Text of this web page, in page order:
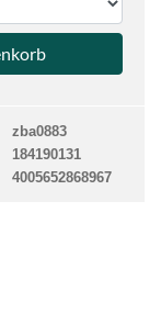
zba0883
184190131
4005652868967